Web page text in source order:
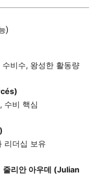
)
비수, 왕성한 활동량
수비 핵심
리더십 보유
줄리안 아우데 (Julian